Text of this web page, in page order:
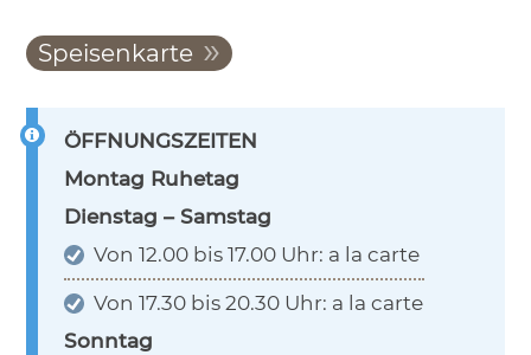
Speisenkarte
ÖFFNUNGSZEITEN
Montag Ruhetag
Dienstag – Samstag
Von 12.00 bis 17.00 Uhr: a la carte
Von 17.30 bis 20.30 Uhr: a la carte
Sonntag